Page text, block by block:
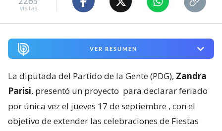
visitas
VER RESUMEN
La diputada del Partido de la Gente (PDG), Zandra
Parisi, presentó un proyecto para declarar feriado
por única vez el jueves 17 de septiembre , con el
objetivo de extender las celebraciones de Fiestas